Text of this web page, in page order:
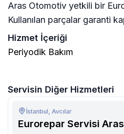
Aras Otomotiv yetkili bir
Kullanılan parçalar garanti
Hizmet İçeriği
Periyodik Bakım
Servisin Diğer Hizmetleri
İstanbul, Avcılar
Eurorepar Servisi